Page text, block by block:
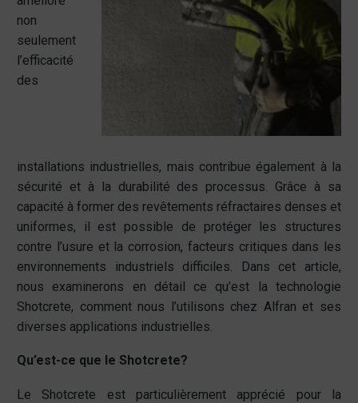
non
seulement
l’efficacité
des
installations industrielles, mais contribue également à la
sécurité et à la durabilité des processus. Grâce à sa
capacité à former des revêtements réfractaires denses et
uniformes, il est possible de protéger les structures
contre l’usure et la corrosion, facteurs critiques dans les
environnements industriels difficiles.
Dans cet article,
nous examinerons en détail ce qu’est la technologie
Shotcrete, comment nous l’utilisons chez Alfran et ses
diverses applications industrielles.
Qu’est-ce que le Shotcrete?
Le Shotcrete est particulièrement apprécié pour la